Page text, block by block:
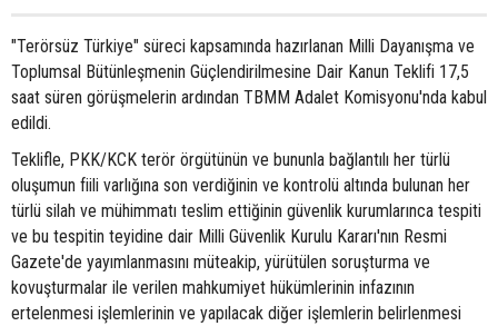
"Terörsüz Türkiye" süreci kapsamında hazırlanan Milli Dayanışma ve
Toplumsal Bütünleşmenin Güçlendirilmesine Dair Kanun Teklifi 17,5
saat süren görüşmelerin ardından TBMM Adalet Komisyonu'nda kabul
edildi.
Teklifle, PKK/KCK terör örgütünün ve bununla bağlantılı her türlü
oluşumun fiili varlığına son verdiğinin ve kontrolü altında bulunan her
türlü silah ve mühimmatı teslim ettiğinin güvenlik kurumlarınca tespiti
ve bu tespitin teyidine dair Milli Güvenlik Kurulu Kararı'nın Resmi
Gazete'de yayımlanmasını müteakip, yürütülen soruşturma ve
kovuşturmalar ile verilen mahkumiyet hükümlerinin infazının
ertelenmesi işlemlerinin ve yapılacak diğer işlemlerin belirlenmesi